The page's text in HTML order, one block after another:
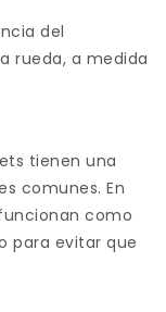
del
rueda, a medida
tienen una
comunes. En
como
para evitar que